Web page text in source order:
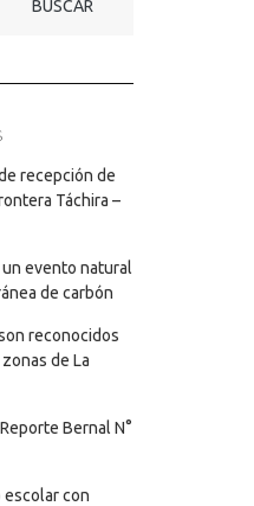
BUSCAR
recepción de
Táchira –
evento natural
de carbón
reconocidos
de La
Bernal N°
escolar con